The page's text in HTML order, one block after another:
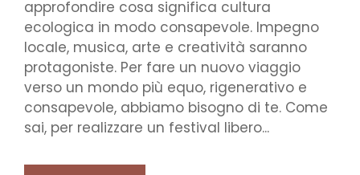
approfondire cosa significa cultura
ecologica in modo consapevole. Impegno
locale, musica, arte e creatività saranno
protagoniste. Per fare un nuovo viaggio
verso un mondo più equo, rigenerativo e
consapevole, abbiamo bisogno di te. Come
sai, per realizzare un festival libero...